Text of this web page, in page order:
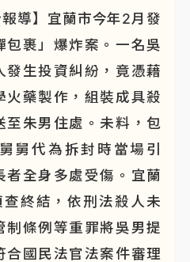
報導】宜蘭市今年2月發
包裹」爆炸案。一名吳
發生投資糾紛，竟憑藉
火藥製作，組裝成具殺
至朱男住處。未料，包
舅代為拆封時當場引
者全身多處受傷。宜蘭
終結，依刑法殺人未
制條例等重罪將吳男提
合國民法官法案件審理